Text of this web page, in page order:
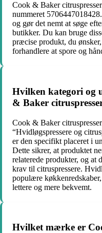
Cook & Baker
nummeret
og gør det nemt at søge
butikker. Du kan bruge
præcise produkt, du
forhandlere at spore og
Hvilken kategori og
& Baker
Cook & Baker
“Hvidløgspressere og
er den specifikt placeret i
Dette sikrer, at produktet
relaterede produkter, og at
krav til citruspressere.
populære
lettere og mere bekvemt.
Hvilket mærke er